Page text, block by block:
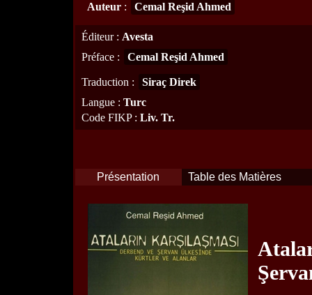
Auteur : Cemal Reşid Ahmed
Éditeur: Avesta
Préface : Cemal Reşid Ahmed
Traduction :
Siraç Direk
Langue : Turc
Code FIKP: Liv. Tr.
Présentation Table des Matières